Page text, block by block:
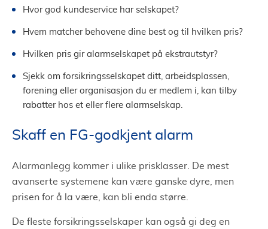
Hvor god kundeservice har selskapet?
Hvem matcher behovene dine best og til hvilken pris?
Hvilken pris gir alarmselskapet på ekstrautstyr?
Sjekk om forsikringsselskapet ditt, arbeidsplassen,
forening eller organisasjon du er medlem i, kan tilby
rabatter hos et eller flere alarmselskap.
Skaff en FG-godkjent alarm
Alarmanlegg kommer i ulike prisklasser. De mest
avanserte systemene kan være ganske dyre, men
prisen for å la være, kan bli enda større.
De fleste forsikringsselskaper kan også gi deg en